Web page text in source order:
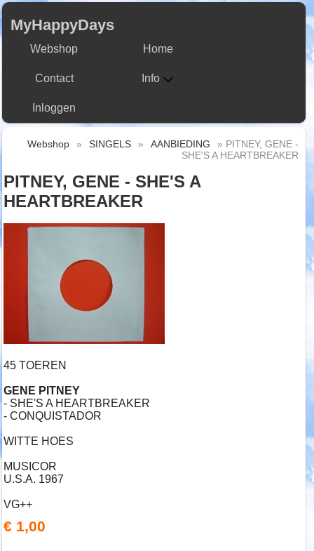
MyHappyDays
Webshop Home
Contact Info
Inloggen
Webshop » SINGELS » AANBIEDING
» PITNEY, GENE -
SHE'S A HEARTBREAKER
PITNEY, GENE - SHE'S A
HEARTBREAKER
45 TOEREN
GENE PITNEY
- SHE'S A HEARTBREAKER
- CONQUISTADOR
WITTE HOES
MUSICOR
U.S.A. 1967
VG++
€ 1,00